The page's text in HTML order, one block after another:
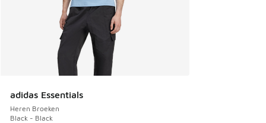
adidas Essentials
Heren Broeken
Black - Black